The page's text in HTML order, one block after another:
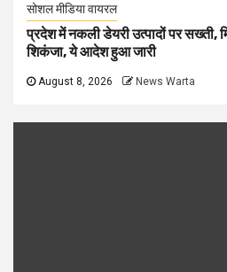
सोशल मीडिया वायरल
प्रदेश में नकली डेयरी उत्पादों पर सख्ती,
शिकंजा, ये आदेश हुआ जारी
August 8, 2026 News Warta